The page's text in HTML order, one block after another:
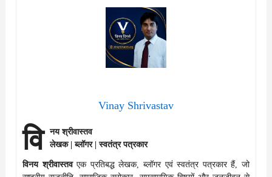
Vinay Shrivastav
वि
नय श्रीवास्तव
लेखक | ब्लॉगर | स्वतंत्र पत्रकार
विनय श्रीवास्तवएक प्रतिबद्ध लेखक, ब्लॉगर एवं स्वतंत्र पत्रकार हैं, जो